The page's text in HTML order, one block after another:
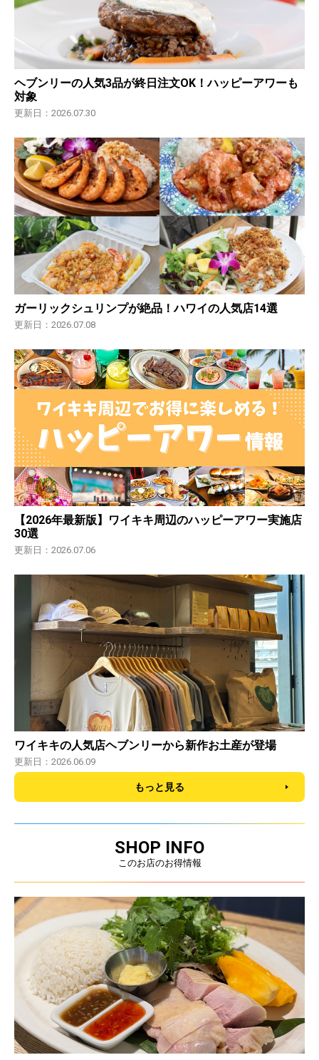
ヘブンリーの人気3品が終日注文OK！ハッピーアワーも
対象
更新日：2026.07.30
ガーリックシュリンプが絶品！ハワイの人気店14選
更新日：2026.07.08
【2026年最新版】ワイキキ周辺のハッピーアワー実施店
30選
更新日：2026.07.06
ワイキキの人気店ヘブンリーから新作お土産が登場
更新日：2026.06.09
もっと見る
SHOP INFO
このお店のお得情報